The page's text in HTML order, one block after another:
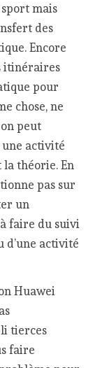
mais
des
Encore
itinéraires
pour
chose, ne
peut
activité
la théorie. En
pas sur
un
faire du suivi
d’une activité
Huawei
tierces
faire